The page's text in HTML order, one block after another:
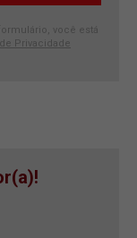
você está
Privacidade